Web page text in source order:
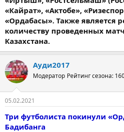
«Кайрат», «Актобе»,
«Ордабасы». Также является
количеству проведенных
Казахстана.
Ауди2017
Модератор Рейтинг сезона:
05.02.2021
Три футболиста покинули
Бадибанга